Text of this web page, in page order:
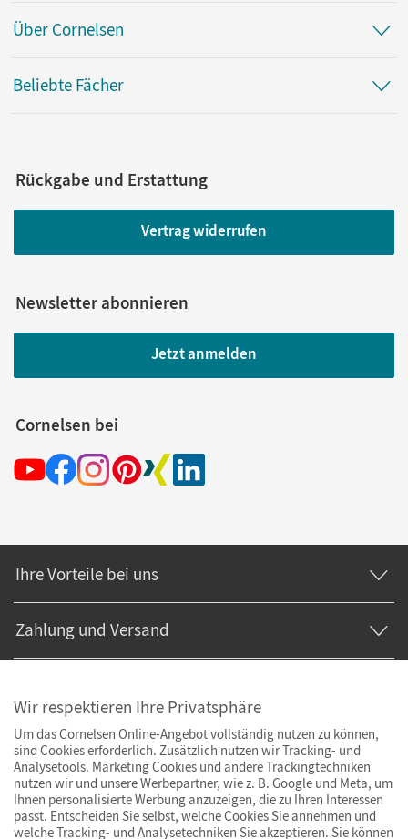
Über Cornelsen
Beliebte Fächer
Rückgabe und Erstattung
Vertrag widerrufen
Newsletter abonnieren
Jetzt anmelden
Cornelsen bei
Ihre Vorteile bei uns
Zahlung und Versand
Wir respektieren Ihre Privatsphäre
Um das Cornelsen Online-Angebot vollständig nutzen zu können,
sind Cookies erforderlich. Zusätzlich nutzen wir Tracking- und
Analysetools. Marketing Cookies und andere Trackingtechniken
nutzen wir und unsere Werbepartner, wie z. B. Google und Meta, um
Ihnen personalisierte Werbung anzuzeigen, die zu Ihren Interessen
passt. Entscheiden Sie selbst, welche Cookies Sie annehmen und
welche Tracking- und Analysetechniken Sie akzeptieren. Sie können